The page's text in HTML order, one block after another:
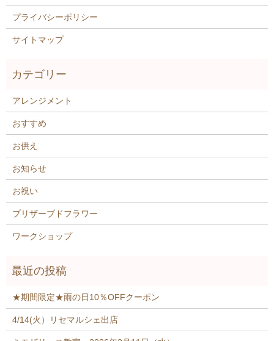
プライバシーポリシー
サイトマップ
アレンジメント
おすすめ
お供え
お知らせ
お祝い
プリザーブドフラワー
ワークショップ
★期間限定★雨の日10％OFFクーポン
4/14(火）リセマルシェ出店